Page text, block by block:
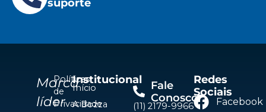
suporte
Marca
líder
Políticas
de
Privacidade
Institucional
Início
A Bozza
Fale
Conosco
(11) 2179-9966
Redes
Sociais
Facebook